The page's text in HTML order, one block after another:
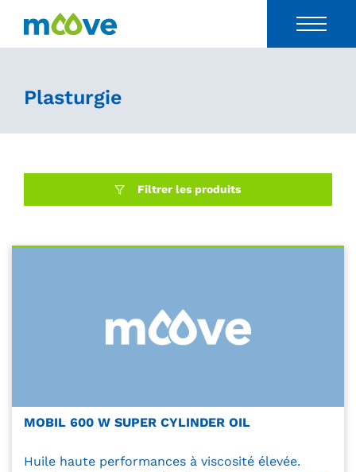
Plasturgie
Filtrer les produits
MOBIL 600 W SUPER CYLINDER OIL
Huile haute performances à viscosité élevée.